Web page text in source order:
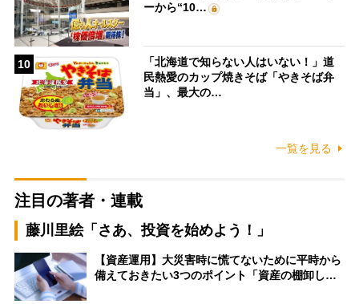
ーから“10…
10
「北海道で知らない人はいない！」道
民熱愛のカップ焼きそば「やきそば弁
当」、最大の…
一覧を見る
注目の著者・連載
藤川里絵「さあ、投資を始めよう！」
【資産運用】大災害時に慌てないために平時から
備えておきたい3つのポイント「資産の棚卸し…